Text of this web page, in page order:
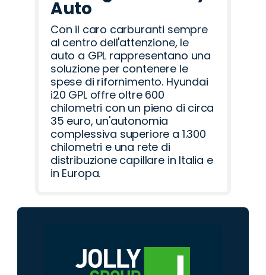
Auto
Con il caro carburanti sempre
al centro dell'attenzione, le
auto a GPL rappresentano una
soluzione per contenere le
spese di rifornimento. Hyundai
i20 GPL offre oltre 600
chilometri con un pieno di circa
35 euro, un'autonomia
complessiva superiore a 1.300
chilometri e una rete di
distribuzione capillare in Italia e
in Europa.